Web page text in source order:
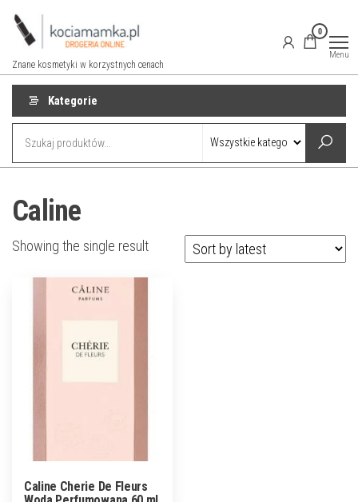
Przejdź
Znane kosmetyki w korzystnych cenach
0
Menu
Kategorie
Caline
Showing the single result
Caline Cherie De Fleurs